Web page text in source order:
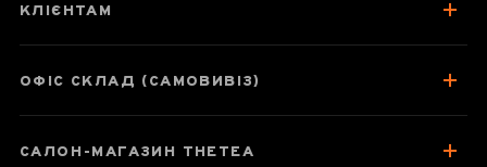
КЛІЄНТАМ
ОФІС СКЛАД (САМОВИВІЗ)
САЛОН-МАГАЗИН THETEA